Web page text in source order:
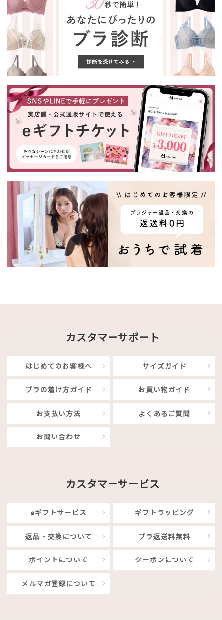
カスタマーサポート
はじめてのお客様へ サイズガイド
ブラの着け方ガイド お買い物ガイド
お支払い方法 よくあるご質問
お問い合わせ
カスタマーサービス
eギフトサービス ギフトラッピング
返品・交換について ブラ返送料無料
ポイントについて クーポンについて
メルマガ登録について